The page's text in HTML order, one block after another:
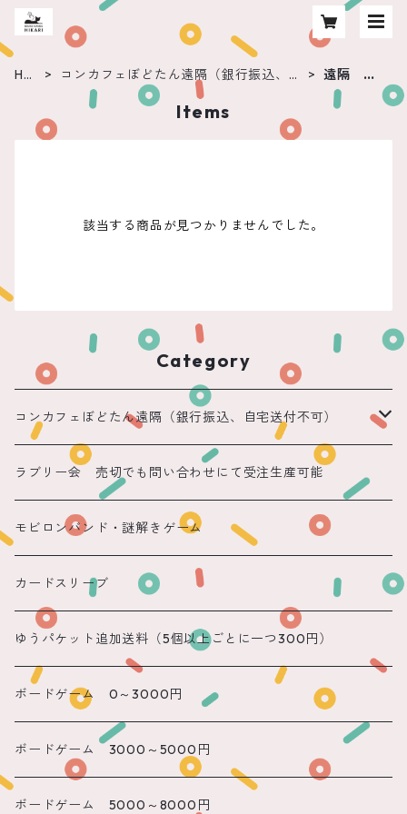
HO
コンカフェぼどたん遠隔（銀行振込、自
宅送付不可）
遠隔 あ
まね
Items
該当する商品が見つかりませんでした。
Category
コンカフェぼどたん遠隔（銀行振込、自宅送付不可）
遠隔 ちほまる
遠隔 ねこ
遠隔 あまね
遠隔 りん
遠隔 のん
遠隔 かのん
遠隔 もね
ラブリー会 売切でも問い合わせにて受注生産可能
モビロンバンド・謎解きゲーム
カードスリーブ
ゆうパケット追加送料（5個以上ごとに一つ300円）
ボードゲーム 0～3000円
ボードゲーム 3000～5000円
ボードゲーム 5000～8000円